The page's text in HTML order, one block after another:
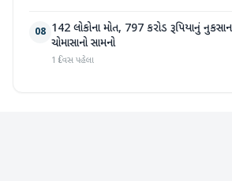
08 142 લોકોના મોત, 797 કરોડ રૂપિયાનું
ચોમાસાનો સામનો
1 દિવસ પહેલા